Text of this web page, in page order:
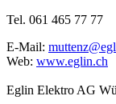
Tel. 061 465 77 77
E-Mail:
Web: www.eglin.ch
Eglin Elektro AG